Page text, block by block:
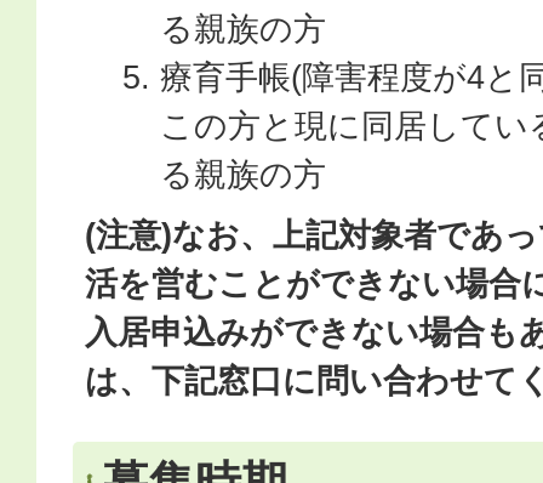
る親族の方
療育手帳(障害程度が4と
この方と現に同居して
る親族の方
(注意)なお、上記対象者であ
活を営むことができない場合
入居申込みができない場合も
は、下記窓口に問い合わせて